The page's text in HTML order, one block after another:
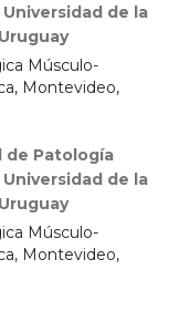
de la
Músculo-
Montevideo,
de Patología
de la
Músculo-
Montevideo,